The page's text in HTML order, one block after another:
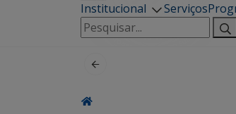
Institucional Serviços
Pesquisar
por: